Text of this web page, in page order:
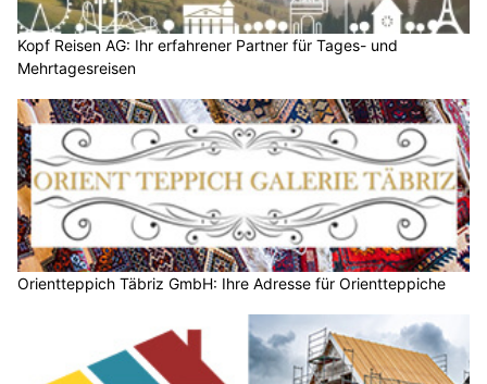
Kopf Reisen AG: Ihr erfahrener Partner für Tages- und
Mehrtagesreisen
Orientteppich Täbriz GmbH: Ihre Adresse für Orientteppiche